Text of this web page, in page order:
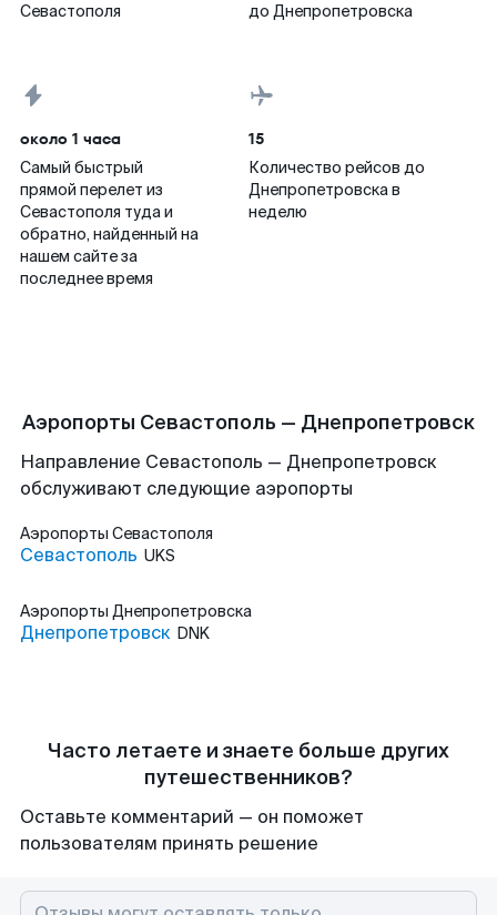
Севастополя
до Днепропетровска
около 1 часа
Самый быстрый
прямой перелет из
Севастополя туда и
обратно, найденный на
нашем сайте за
последнее время
15
Количество рейсов до
Днепропетровска в
неделю
Аэропорты Севастополь — Днепропетровск
Направление Севастополь — Днепропетровск
обслуживают следующие аэропорты
Аэропорты Севастополя
Севастополь UKS
Аэропорты Днепропетровска
Днепропетровск DNK
Часто летаете и знаете больше других
путешественников?
Оставьте комментарий — он поможет
пользователям принять решение